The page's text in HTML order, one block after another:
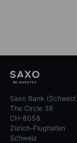
Saxo Bank
The Circle 38
CH-8058
Zürich-Flughafen
Schweiz